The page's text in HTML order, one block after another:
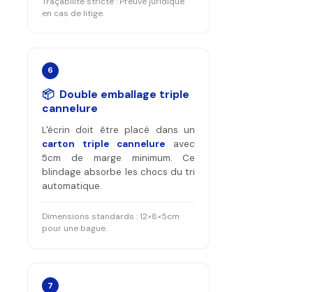
en cas de litige.
6
📦 Double emballage triple
cannelure
L'écrin doit être placé dans un
carton triple cannelure avec
5cm de marge minimum. Ce
blindage absorbe les chocs du tri
automatique.
Dimensions standards : 12×8×5cm
pour une bague.
7